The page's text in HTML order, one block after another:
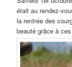
était au rendez-
la rentrée des
beauté grâce à